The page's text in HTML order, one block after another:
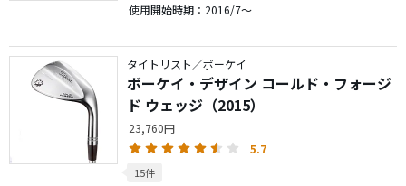
使用開始時期：2016/7～
タイトリスト／ボーケイ
ボーケイ・デザイン コールド・フォージ
ド ウェッジ（2015）
23,760円
5.7
15件